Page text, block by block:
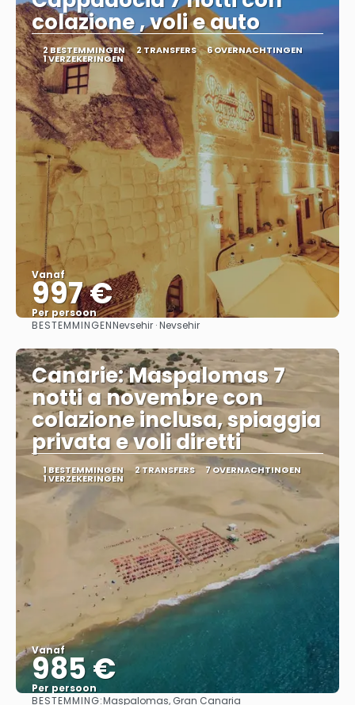
colazione , voli e auto
2 BESTEMMINGEN 2 TRANSFERS 6 OVERNACHTINGEN
1 VERZEKERINGEN
Vanaf
997 €
Per persoon
Bekijk
BESTEMMINGENNevsehir · Nevsehir
Canarie: Maspalomas 7
notti a novembre con
colazione inclusa, spiaggia
privata e voli diretti
1 BESTEMMINGEN 2 TRANSFERS 7 OVERNACHTINGEN
1 VERZEKERINGEN
Vanaf
985 €
Per persoon
BESTEMMING:Maspalomas, Gran Canaria